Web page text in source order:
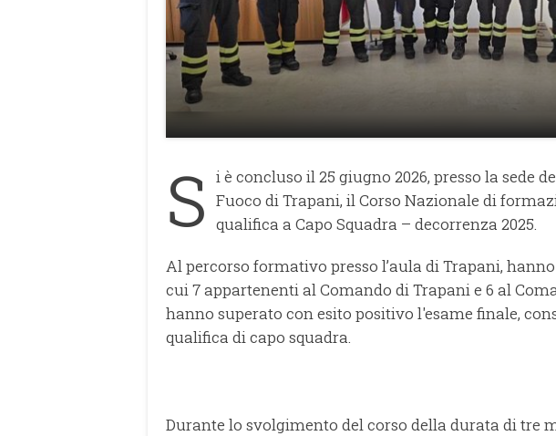
S i è concluso il 25 giugno 2026, presso la sede
Fuoco di Trapani, il Corso Nazionale di
qualifica a Capo Squadra – decorrenza 2025.
Al percorso formativo presso l’aula di Trapani,
cui 7 appartenenti al Comando di Trapani e 6 al
hanno superato con esito positivo l'esame finale,
qualifica di capo squadra.
Durante lo svolgimento del corso della durata di tre